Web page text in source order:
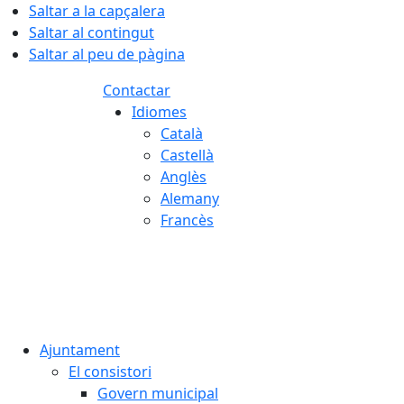
Saltar a la capçalera
Saltar al contingut
Saltar al peu de pàgina
Contactar
Idiomes
Català
Castellà
Anglès
Alemany
Francès
Ajuntament
El consistori
Govern municipal